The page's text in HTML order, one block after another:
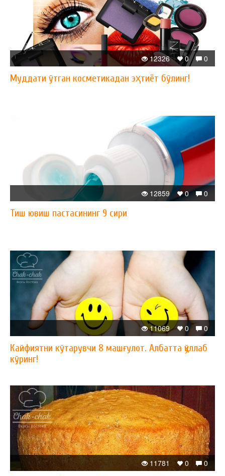
0
0
12326
Муддати ўтган косметикадан эҳтиёт бўлинг!
0
0
12859
Тиш ювиш пастасининг 9 сири
0
0
11069
Кайфиятни кўтарувчи 8 машғулот. Албатта қўллаб
кўринг!
0
0
11781